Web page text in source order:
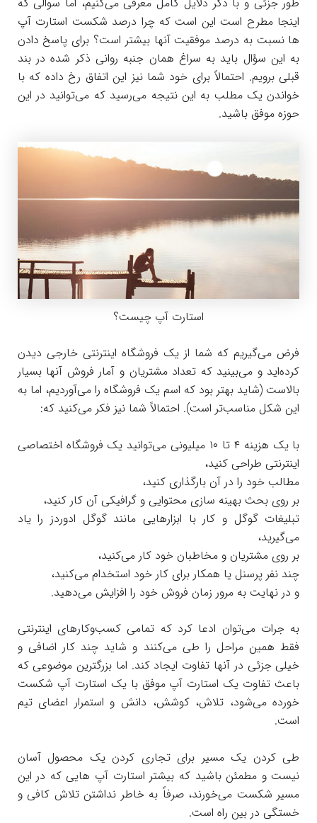
اینجا مطرح است این است که چرا درصد شکست استارت آپ
ها نسبت به درصد موفقیت آنها بیشتر است؟ برای پاسخ دادن
به این سؤال باید به سراغ همان جنبه روانی ذکر شده در بند
قبلی برویم. احتمالاً برای خود شما نیز این اتفاق رخ داده که با
خواندن یک مطلب به این نتیجه می‌رسید که می‌توانید در این
حوزه موفق باشید.
استارت آپ چیست؟
فرض می‌گیریم که شما از یک فروشگاه اینترنتی خارجی دیدن
کرده‌اید و می‌بینید که تعداد مشتریان و آمار فروش آنها بسیار
بالاست (شاید بهتر بود که اسم یک فروشگاه را می‌آوردیم، اما به
این شکل مناسب‌تر است). احتمالاً شما نیز فکر می‌کنید که:
با یک هزینه ۴ تا ۱۰ میلیونی می‌توانید یک فروشگاه اختصاصی
اینترنتی طراحی کنید،
مطالب خود را در آن بارگذاری کنید،
بر روی بحث بهینه سازی محتوایی و گرافیکی آن کار کنید،
تبلیغات گوگل و کار با ابزارهایی مانند گوگل ادوردز را یاد
می‌گیرید،
بر روی مشتریان و مخاطبان خود کار می‌کنید،
چند نفر پرسنل یا همکار برای کار خود استخدام می‌کنید،
و در نهایت به مرور زمان فروش خود را افزایش می‌دهید.
به جرات می‌توان ادعا کرد که تمامی کسب‌و‌کارهای اینترنتی
فقط همین مراحل را طی می‌کنند و شاید چند کار اضافی و
خیلی جزئی در آنها تفاوت ایجاد کند. اما بزرگترین موضوعی که
باعث تفاوت یک استارت آپ موفق با یک استارت آپ شکست
خورده می‌شود، تلاش، کوشش، دانش و استمرار اعضای تیم
است.
طی کردن یک مسیر برای تجاری کردن یک محصول آسان
نیست و مطمئن باشید که بیشتر استارت آپ هایی که در این
مسیر شکست می‌خورند، صرفاً به خاطر نداشتن تلاش کافی و
خستگی در بین راه است.